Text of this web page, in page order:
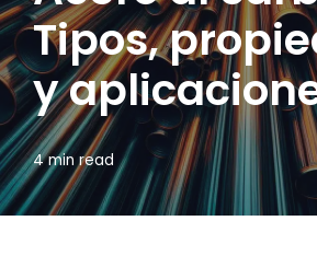
Tipos,
y
4 min read